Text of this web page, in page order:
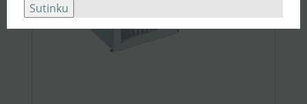
Sutinku